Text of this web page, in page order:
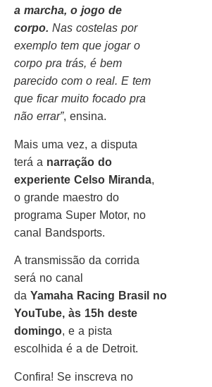
a marcha, o jogo de
corpo. Nas costelas por
exemplo tem que jogar o
corpo pra trás, é bem
parecido com o real. E tem
que ficar muito focado pra
não errar”, ensina.
Mais uma vez, a disputa
terá a narração do
experiente Celso Miranda,
o grande maestro do
programa Super Motor, no
canal Bandsports.
A transmissão da corrida
será no canal
da Yamaha Racing Brasil no
YouTube, às 15h deste
domingo, e a pista
escolhida é a de Detroit.
Confira! Se inscreva no